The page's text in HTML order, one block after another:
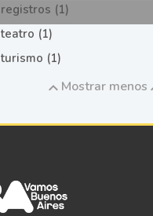
registros (1)
teatro (1)
turismo (1)
Mostrar menos